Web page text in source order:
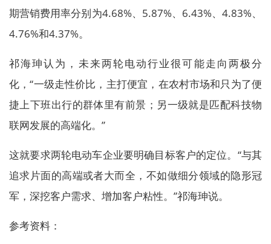
期营销费用率分别为4.68%、5.87%、6.43%、4.83%、
4.76%和4.37%。
祁海珅认为，未来两轮电动行业很可能走向两极分
化，“一级走性价比，主打便宜，在农村市场和只为了便
捷上下班出行的群体里有前景；另一级就是匹配科技物
联网发展的高端化。”
这就要求两轮电动车企业要明确目标客户的定位。“与其
追求片面的高端或者大而全，不如做细分领域的隐形冠
军，深挖客户需求、增加客户粘性。”祁海珅说。
参考资料：